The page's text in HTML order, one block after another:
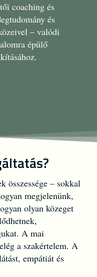
coaching és
és
– valódi
épülő
összessége – sokkal
megjelenünk,
olyan közeget
A mai
a szakértelem. A
empátiát és